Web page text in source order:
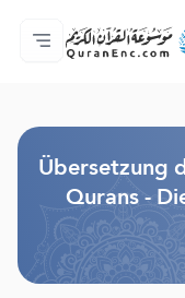
Hauptseite
Audio
Service der
Über das
Kontakt
Sprache
Übersetzung
Qurans -